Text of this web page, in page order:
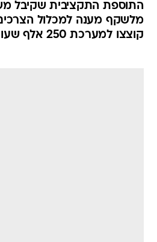
התוספת התקציבית שקיבל
מלשקף מענה למכלול
קוצצו למערכת 250 אלף שעות לימוד"